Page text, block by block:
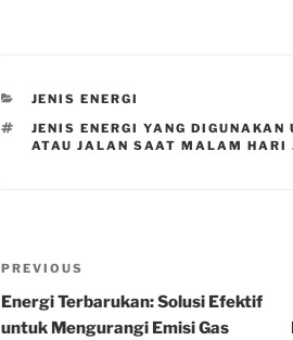
CATEGORIES
JENIS ENERGI
TAGS
JENIS ENERGI YANG DIGUNAKAN
ATAU JALAN SAAT MALAM HARI
Post
navigation
Previous
Post
PREVIOUS
Energi Terbarukan: Solusi Efektif
untuk Mengurangi Emisi Gas